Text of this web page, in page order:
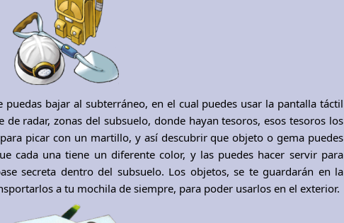
puedas bajar al subterráneo, en el cual puedes usar la pantalla táctil
radar, zonas del subsuelo, donde hayan tesoros, esos tesoros los
picar con un martillo, y así descubrir que objeto o gema puedes
cada una tiene un diferente color, y las puedes hacer servir para
secreta dentro del subsuelo. Los objetos, se te guardarán en la
a tu mochila de siempre, para poder usarlos en el exterior.